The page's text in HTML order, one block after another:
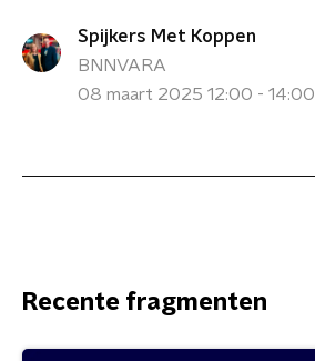
Spijkers Met Koppen
BNNVARA
08 maart 2025 12:00 - 14:00
Recente fragmenten